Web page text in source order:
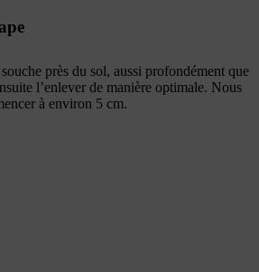
près du sol, aussi profondément que
l’enlever de manière optimale. Nous
à environ 5 cm.